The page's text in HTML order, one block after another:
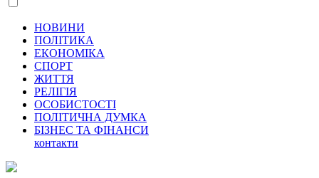
НОВИНИ
ПОЛІТИКА
ЕКОНОМІКА
СПОРТ
ЖИТТЯ
РЕЛІГІЯ
ОСОБИСТОСТІ
ПОЛІТИЧНА ДУМКА
БІЗНЕС ТА ФІНАНСИ
контакти